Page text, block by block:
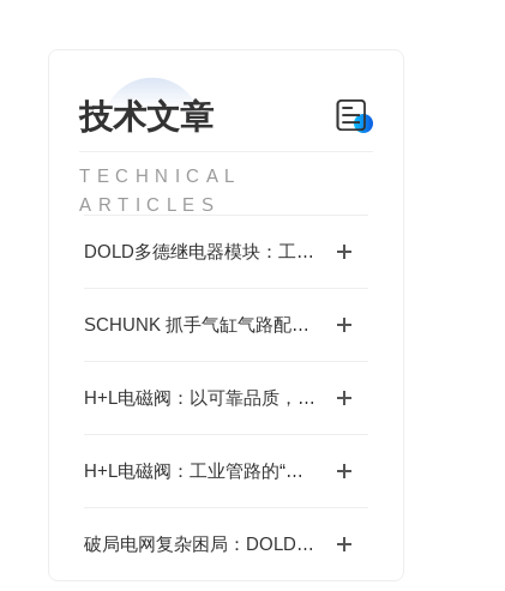
技术文章
TECHNICAL
ARTICLES
DOLD多德继电器模块：工业自动化的安全守护基石
SCHUNK 抓手气缸气路配置指南
H+L电磁阀：以可靠品质，筑牢工业运行基石
H+L电磁阀：工业管路的“精准指挥官”
破局电网复杂困局：DOLD多德继电器精准捕捉隐患的底层逻辑